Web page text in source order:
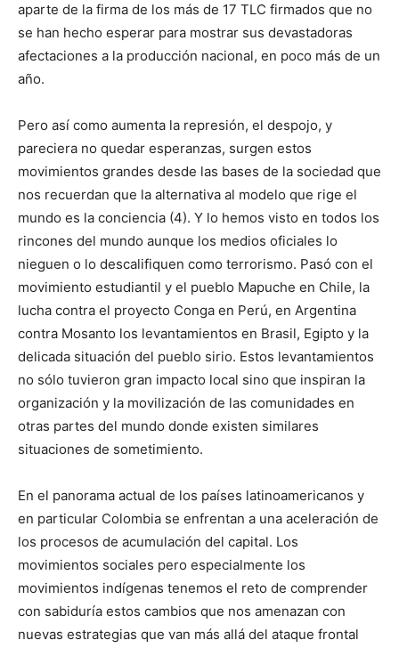
aparte de la firma de los más de 17 TLC firmados que no
se han hecho esperar para mostrar sus devastadoras
afectaciones a la producción nacional, en poco más de un
año.
Pero así como aumenta la represión, el despojo, y
pareciera no quedar esperanzas, surgen estos
movimientos grandes desde las bases de la sociedad que
nos recuerdan que la alternativa al modelo que rige el
mundo es la conciencia (4). Y lo hemos visto en todos los
rincones del mundo aunque los medios oficiales lo
nieguen o lo descalifiquen como terrorismo. Pasó con el
movimiento estudiantil y el pueblo Mapuche en Chile, la
lucha contra el proyecto Conga en Perú, en Argentina
contra Mosanto los levantamientos en Brasil, Egipto y la
delicada situación del pueblo sirio. Estos levantamientos
no sólo tuvieron gran impacto local sino que inspiran la
organización y la movilización de las comunidades en
otras partes del mundo donde existen similares
situaciones de sometimiento.
En el panorama actual de los países latinoamericanos y
en particular Colombia se enfrentan a una aceleración de
los procesos de acumulación del capital. Los
movimientos sociales pero especialmente los
movimientos indígenas tenemos el reto de comprender
con sabiduría estos cambios que nos amenazan con
nuevas estrategias que van más allá del ataque frontal